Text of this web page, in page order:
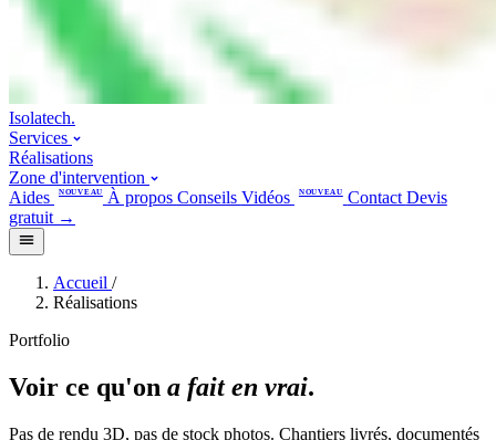
Isolatech.
Services
Réalisations
Zone d'intervention
Aides
NOUVEAU À propos Conseils Vidéos NOUVEAU Contact Devis
gratuit →
Accueil /
Réalisations
Portfolio
Voir ce qu'on a fait en vrai.
Pas de rendu 3D, pas de stock photos. Chantiers livrés, documentés